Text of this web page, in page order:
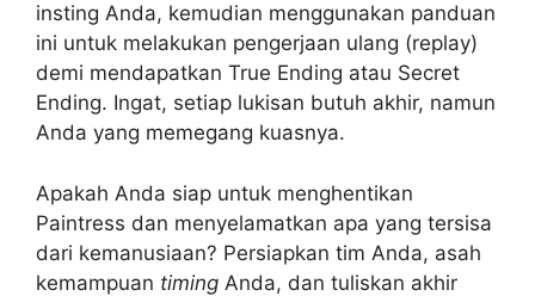
insting Anda, kemudian menggunakan panduan
ini untuk melakukan pengerjaan ulang (replay)
demi mendapatkan True Ending atau Secret
Ending. Ingat, setiap lukisan butuh akhir, namun
Anda yang memegang kuasnya.
Apakah Anda siap untuk menghentikan
Paintress dan menyelamatkan apa yang tersisa
dari kemanusiaan? Persiapkan tim Anda, asah
kemampuan timing Anda, dan tuliskan akhir